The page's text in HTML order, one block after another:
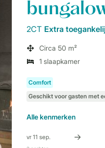
2CT Extra
Circa 50 m²
1 slaapkamer
Allekenmerken